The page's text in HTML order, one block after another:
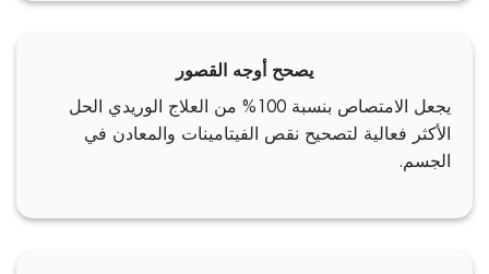
يصحح أوجه القصور
يجعل الامتصاص بنسبة 100% من العلاج الوريدي الحل
الأكثر فعالية لتصحيح نقص الفيتامينات والمعادن في
الجسم.